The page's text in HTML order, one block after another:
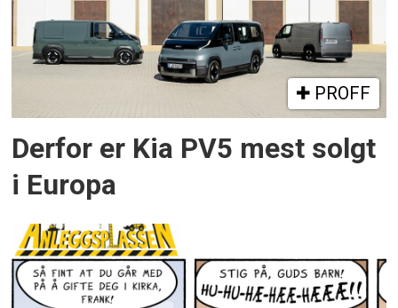
PROFF
Derfor er Kia PV5 mest solgt
i Europa